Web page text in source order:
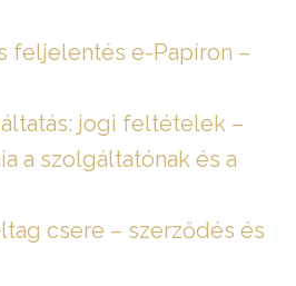
feljelentés e-Papíron –
jogi feltételek –
a szolgáltatónak és a
csere – szerződés és